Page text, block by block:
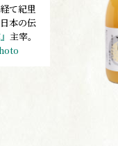
て紀里
本の伝
主宰。